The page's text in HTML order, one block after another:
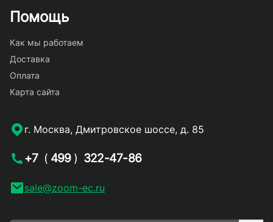
Помощь
Как мы работаем
Доставка
Оплата
Карта сайта
г. Москва, Дмитровское шоссе, д. 85
+7 ( 499 ) 322-47-86
sale@zoom-ec.ru